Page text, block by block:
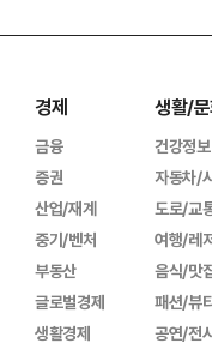
경제
금융
증권
산업/재계
중기/벤처
부동산
글로벌경제
생활경제
생활/
건강정보
자동차/
도로/교
여행/레
음식/맛
패션/뷰
공연/전